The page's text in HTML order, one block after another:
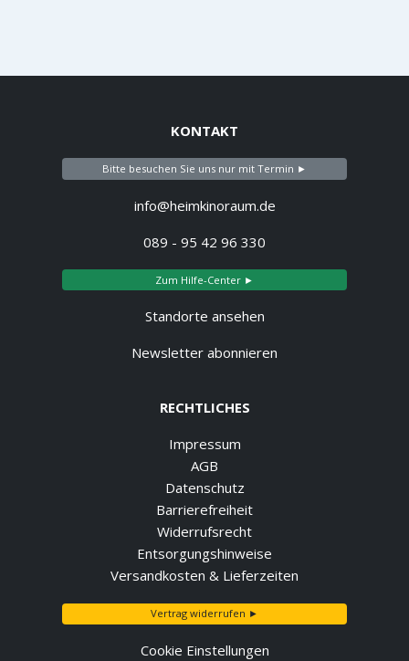
KONTAKT
Bitte besuchen Sie uns nur mit Termin ►
info@heimkinoraum.de
089 - 95 42 96 330
Zum Hilfe-Center ►
Standorte ansehen
Newsletter abonnieren
RECHTLICHES
Impressum
AGB
Datenschutz
Barrierefreiheit
Widerrufsrecht
Entsorgungshinweise
Versandkosten & Lieferzeiten
Vertrag widerrufen ►
Cookie Einstellungen